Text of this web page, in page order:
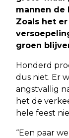
mannen de
Zoals het
groen
Honderd
dus niet. Er
angstvallig
het de
hele feest
“Een paar